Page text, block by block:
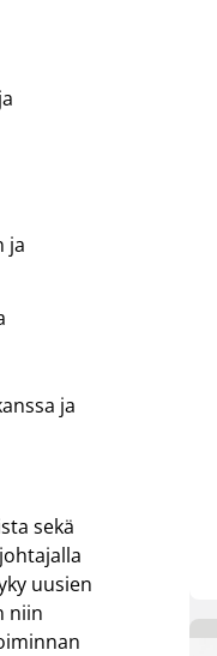
ja
ja
sekä
uusien
niin